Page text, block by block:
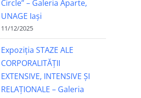
Circle” – Galeria Aparte,
UNAGE Iași
11/12/2025
Expoziția STAZE ALE
CORPORALITĂȚII
EXTENSIVE, INTENSIVE ȘI
RELAȚIONALE – Galeria